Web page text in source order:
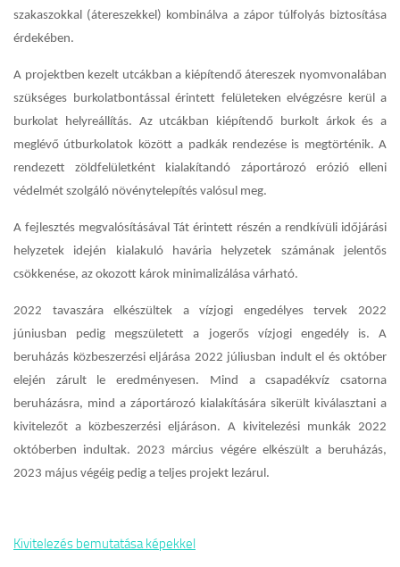
szakaszokkal (átereszekkel) kombinálva a zápor túlfolyás biztosítása
érdekében.
A projektben kezelt utcákban a kiépítendő átereszek nyomvonalában
szükséges burkolatbontással érintett felületeken elvégzésre kerül a
burkolat helyreállítás. Az utcákban kiépítendő burkolt árkok és a
meglévő útburkolatok között a padkák rendezése is megtörténik. A
rendezett zöldfelületként kialakítandó záportározó erózió elleni
védelmét szolgáló növénytelepítés valósul meg.
A fejlesztés megvalósításával Tát érintett részén a rendkívüli időjárási
helyzetek idején kialakuló havária helyzetek számának jelentős
csökkenése, az okozott károk minimalizálása várható.
2022 tavaszára elkészültek a vízjogi engedélyes tervek 2022
júniusban pedig megszületett a jogerős vízjogi engedély is. A
beruházás közbeszerzési eljárása 2022 júliusban indult el és október
elején zárult le eredményesen. Mind a csapadékvíz csatorna
beruházásra, mind a záportározó kialakítására sikerült kiválasztani a
kivitelezőt a közbeszerzési eljáráson. A kivitelezési munkák 2022
októberben indultak. 2023 március végére elkészült a beruházás,
2023 május végéig pedig a teljes projekt lezárul.
Kivitelezés bemutatása képekkel